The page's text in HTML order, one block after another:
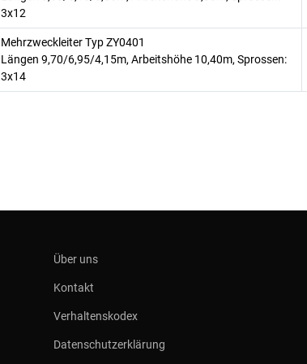
3x12
Mehrzweckleiter Typ ZY0401
Längen 9,70/6,95/4,15m, Arbeitshöhe 10,40m, Sprossen:
3x14
Über uns
Kontakt
Verhaltenskodex
Datenschutzerklärung